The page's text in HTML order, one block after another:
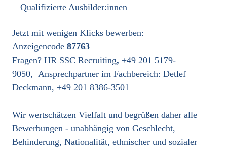
Qualifizierte Ausbilder:innen
Jetzt mit wenigen Klicks bewerben:
Anzeigencode 87763
Fragen? HR SSC Recruiting, +49 201 5179-
9050, Ansprechpartner im Fachbereich: Detlef
Deckmann, +49 201 8386-3501
Wir wertschätzen Vielfalt und begrüßen daher alle
Bewerbungen - unabhängig von Geschlecht,
Behinderung, Nationalität, ethnischer und sozialer